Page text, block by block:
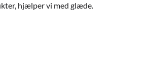
hjælper vi med glæde.